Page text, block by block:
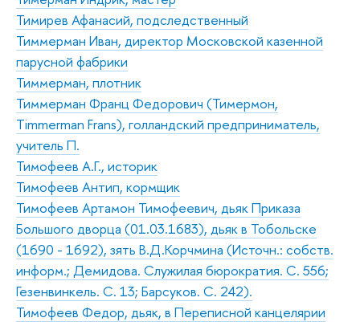
Тимирев Афанасий, подследственный
Тиммерман Иван, директор Московской казенной
парусной фабрики
Тиммерман, плотник
Тиммерман Франц Федорович (Тимермон,
Timmerman Frans), голландский предприниматель,
учитель П.
Тимофеев А.Г., историк
Тимофеев Антип, кормщик
Тимофеев Артамон Тимофеевич, дьяк Приказа
Большого дворца (01.03.1683), дьяк в Тобольске
(1690 - 1692), зять В.Д.Корчмина (Источн.: собств.
информ.; Демидова. Служилая бюрократия. С. 556;
Гезенвинкель. С. 13; Барсуков. С. 242).
Тимофеев Федор, дьяк, в Переписной канцелярии